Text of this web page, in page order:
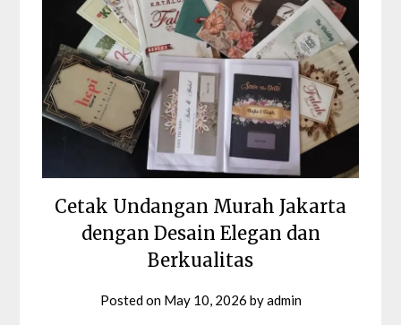
Cetak Undangan Murah Jakarta
dengan Desain Elegan dan
Berkualitas
Posted on May 10, 2026 byadmin